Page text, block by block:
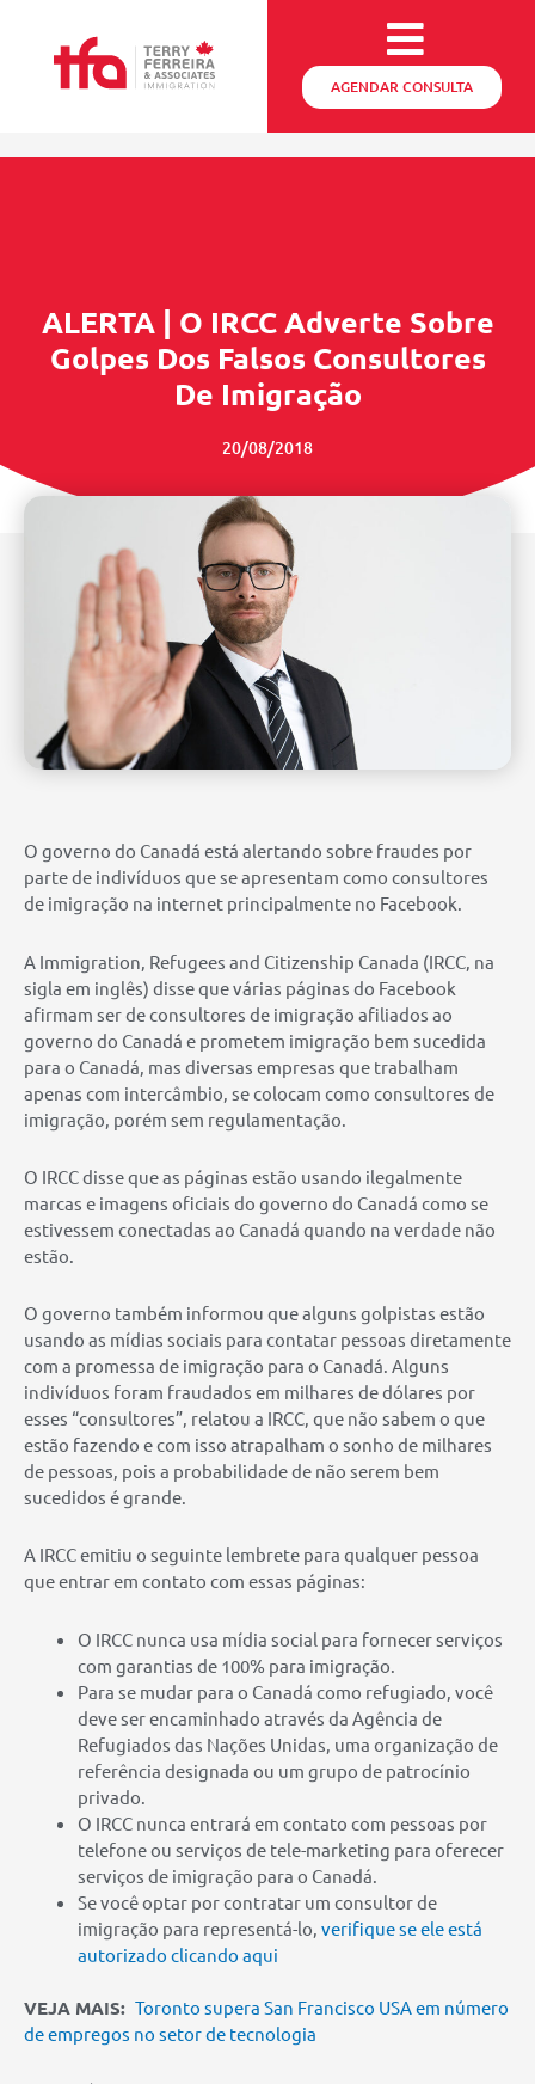
AGENDAR CONSULTA
ALERTA | O IRCC Adverte Sobre
Golpes Dos Falsos Consultores
De Imigração
20/08/2018
O governo do Canadá está alertando sobre fraudes por
parte de indivíduos que se apresentam como consultores
de imigração na internet principalmente no Facebook.
A Immigration, Refugees and Citizenship Canada (IRCC, na
sigla em inglês) disse que várias páginas do Facebook
afirmam ser de consultores de imigração afiliados ao
governo do Canadá e prometem imigração bem sucedida
para o Canadá, mas diversas empresas que trabalham
apenas com intercâmbio, se colocam como consultores de
imigração, porém sem regulamentação.
O IRCC disse que as páginas estão usando ilegalmente
marcas e imagens oficiais do governo do Canadá como se
estivessem conectadas ao Canadá quando na verdade não
estão.
O governo também informou que alguns golpistas estão
usando as mídias sociais para contatar pessoas diretamente
com a promessa de imigração para o Canadá. Alguns
indivíduos foram fraudados em milhares de dólares por
esses “consultores”, relatou a IRCC, que não sabem o que
estão fazendo e com isso atrapalham o sonho de milhares
de pessoas, pois a probabilidade de não serem bem
sucedidos é grande.
A IRCC emitiu o seguinte lembrete para qualquer pessoa
que entrar em contato com essas páginas:
O IRCC nunca usa mídia social para fornecer serviços
com garantias de 100% para imigração.
Para se mudar para o Canadá como refugiado, você
deve ser encaminhado através da Agência de
Refugiados das Nações Unidas, uma organização de
referência designada ou um grupo de patrocínio
privado.
O IRCC nunca entrará em contato com pessoas por
telefone ou serviços de tele-marketing para oferecer
serviços de imigração para o Canadá.
Se você optar por contratar um consultor de
imigração para representá-lo, verifique se ele está
autorizado clicando aqui
VEJA MAIS: Toronto supera San Francisco USA em número
de empregos no setor de tecnologia